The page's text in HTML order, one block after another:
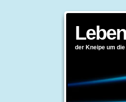
der Kneipe um